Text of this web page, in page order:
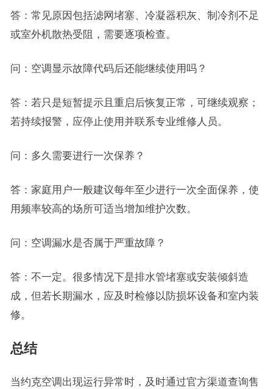
答：常见原因包括滤网堵塞、冷凝器积灰、制冷剂不足
或室外机散热受阻，需要逐项检查。
问：空调显示故障代码后还能继续使用吗？
答：若只是短暂提示且重启后恢复正常，可继续观察；
若持续报警，应停止使用并联系专业维修人员。
问：多久需要进行一次保养？
答：家庭用户一般建议每年至少进行一次全面保养，使
用频率较高的场所可适当增加维护次数。
问：空调漏水是否属于严重故障？
答：不一定。很多情况下是排水管堵塞或安装倾斜造
成，但若长期漏水，应及时检修以防损坏设备和室内装
修。
总结
当约克空调出现运行异常时，及时通过官方渠道查询售